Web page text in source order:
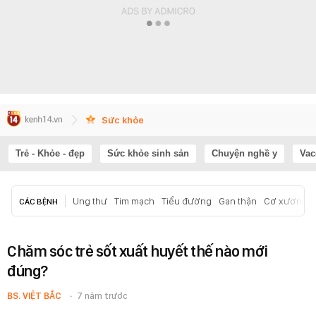
Sức khỏe
Trẻ - Khỏe - đẹp Sức khỏe sinh sản Chuyện nghề y
CÁC BỆNH Ung thư Tim mạch Tiểu đường Gan thận Cơ xương
Chăm sóc trẻ sốt xuất huyết thế nào mới
đúng?
BS. VIỆT BẮC 7 năm trước